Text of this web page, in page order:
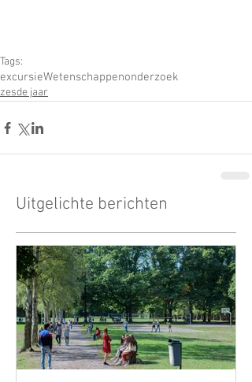
Tags:
excursieWetenschappenonderzoek
zesde jaar
Uitgelichte berichten